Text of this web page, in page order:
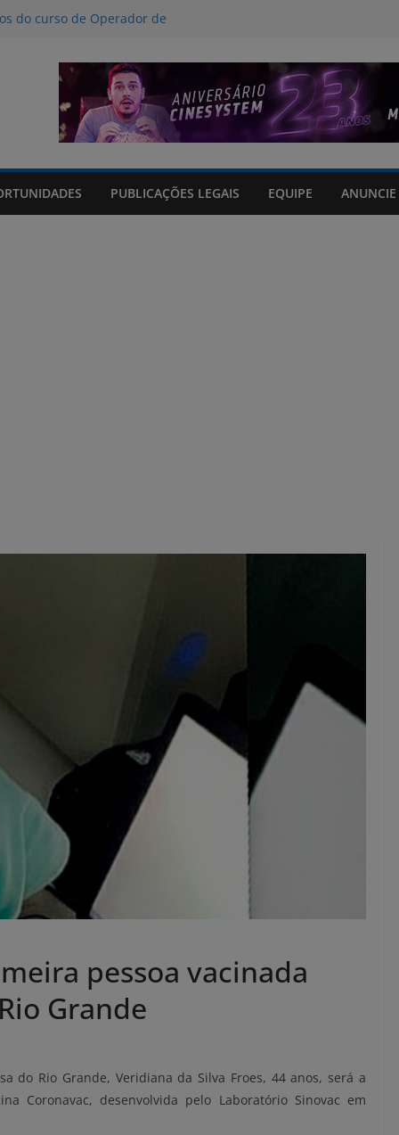
do curso de Operador de
poucas chances de cura para o
climático, portaria suspende
FURG até sexta (7) pela manhã
PUBLICAÇÕES LEGAIS EQUIPE ANUNCIE
pessoa vacinada
Grande
do Rio Grande, Veridiana da Silva Froes, 44 anos, será a
Coronavac, desenvolvida pelo Laboratório Sinovac em